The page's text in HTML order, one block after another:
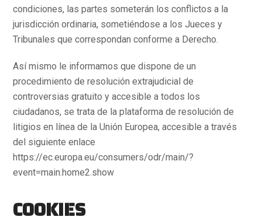
condiciones, las partes someterán los conflictos a la
jurisdicción ordinaria, sometiéndose a los Jueces y
Tribunales que correspondan conforme a Derecho.
Así mismo le informamos que dispone de un
procedimiento de resolución extrajudicial de
controversias gratuito y accesible a todos los
ciudadanos, se trata de la plataforma de resolución de
litigios en línea de la Unión Europea, accesible a través
del siguiente enlace
https://ec.europa.eu/consumers/odr/main/?
event=main.home2.show
COOKIES